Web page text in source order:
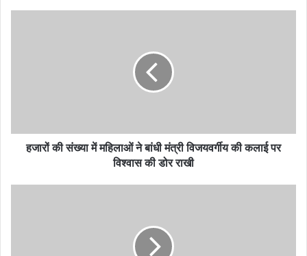
हजारों की संख्या में महिलाओं ने बांधी मंत्री विजयवर्गीय की कलाई पर
विश्वास की डोर राखी